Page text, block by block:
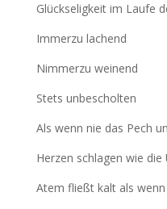
Glückseligkeit im Laufe
Immerzu lachend
Nimmerzu weinend
Stets unbescholten
Als wenn nie das Pech
Herzen schlagen wie die
Atem fließt kalt als